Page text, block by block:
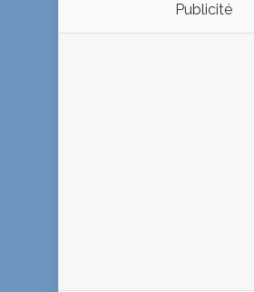
Publicité